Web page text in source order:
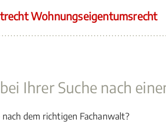
Wohnungseigentumsrecht
Ihrer Suche nach
dem richtigen Fachanwalt?